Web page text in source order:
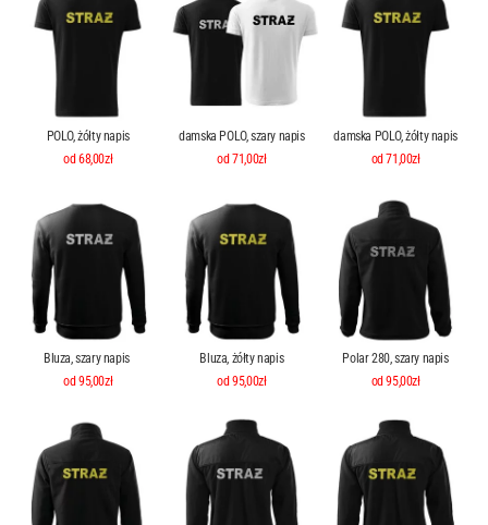
POLO, żółty napis
od 68,00zł
damska POLO, szary napis
od 71,00zł
damska POLO, żółty napis
od 71,00zł
Bluza, szary napis
od 95,00zł
Bluza, żółty napis
od 95,00zł
Polar 280, szary napis
od 95,00zł